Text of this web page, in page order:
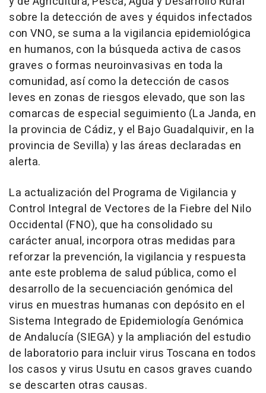
sobre la detección de aves y équidos infectados
con VNO, se suma a la vigilancia epidemiológica
en humanos, con la búsqueda activa de casos
graves o formas neuroinvasivas en toda la
comunidad, así como la detección de casos
leves en zonas de riesgos elevado, que son las
comarcas de especial seguimiento (La Janda, en
la provincia de Cádiz, y el Bajo Guadalquivir, en la
provincia de Sevilla) y las áreas declaradas en
alerta.
La actualización del Programa de Vigilancia y
Control Integral de Vectores de la Fiebre del Nilo
Occidental (FNO), que ha consolidado su
carácter anual, incorpora otras medidas para
reforzar la prevención, la vigilancia y respuesta
ante este problema de salud pública, como el
desarrollo de la secuenciación genómica del
virus en muestras humanas con depósito en el
Sistema Integrado de Epidemiología Genómica
de Andalucía (SIEGA) y la ampliación del estudio
de laboratorio para incluir virus Toscana en todos
los casos y virus Usutu en casos graves cuando
se descarten otras causas.